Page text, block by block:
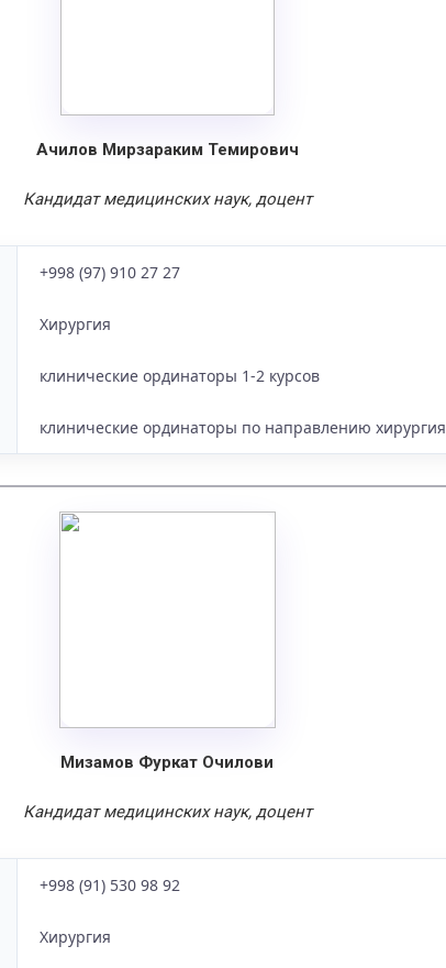
Ачилов Мирзараким Темирович
Кандидат медицинских наук, доцент
+998 (97) 910 27 27
Хирургия
клинические ординаторы 1-2 курсов
клинические ординаторы по направлению хирургия
Мизамов Фуркат Очилови
Кандидат медицинских наук, доцент
+998 (91) 530 98 92
Хирургия